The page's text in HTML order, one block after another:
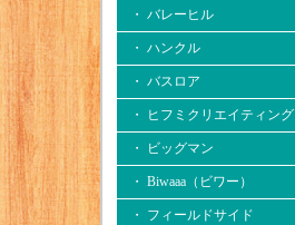
・ バレーヒル
・ ハンクル
・ バスロア
・ ヒフミクリエイティング
・ ビッグマン
・ Biwaaa（ビワー）
・ フィールドサイド